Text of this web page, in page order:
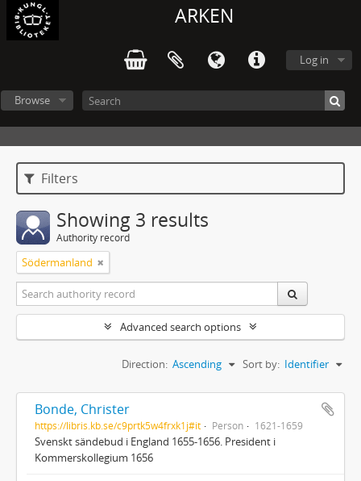
ARKEN
Log in
Browse
Filters
Showing 3 results
Authority record
Södermanland
Advanced search options
Sort by: Identifier
Direction: Ascending
Bonde, Christer
https://libris.kb.se/c9prtk5w4frxk1j#it Person 1621-1659
Svenskt sändebud i England 1655-1656. President i
Kommerskollegium 1656